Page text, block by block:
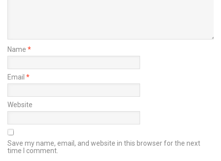
Name *
Email *
Website
Save my name, email, and website in this browser for the next
time I comment.